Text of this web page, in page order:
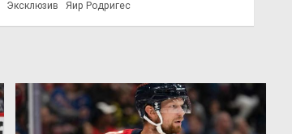
Эксклюзив Яир Родригес